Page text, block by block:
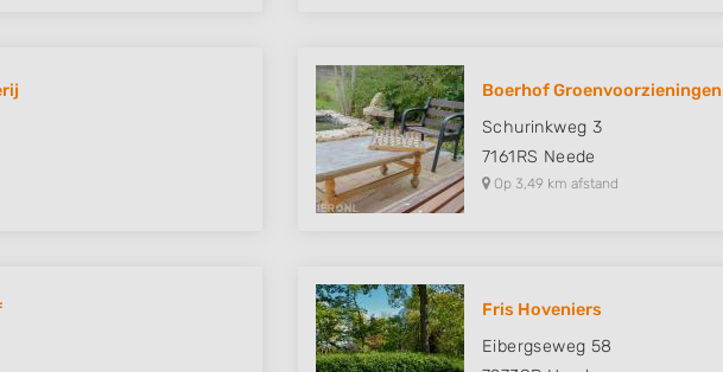
Boerhof Groenvoorzieningen
Schurinkweg 3
7161RS Neede
Op 3,49 km afstand
Fris Hoveniers
Eibergseweg 58